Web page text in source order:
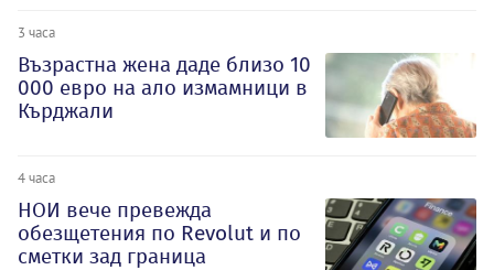
3 часа
Възрастна жена даде близо 10
000 евро на ало измамници в
Кърджали
4 часа
НОИ вече превежда
обезщетения по Revolut и по
сметки зад граница